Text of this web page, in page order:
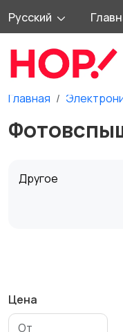
Русский
Главная
Другое
Цена